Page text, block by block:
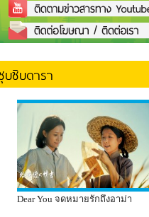
บซิบดารา
Dear You จดหมายรักถึงอาม่า